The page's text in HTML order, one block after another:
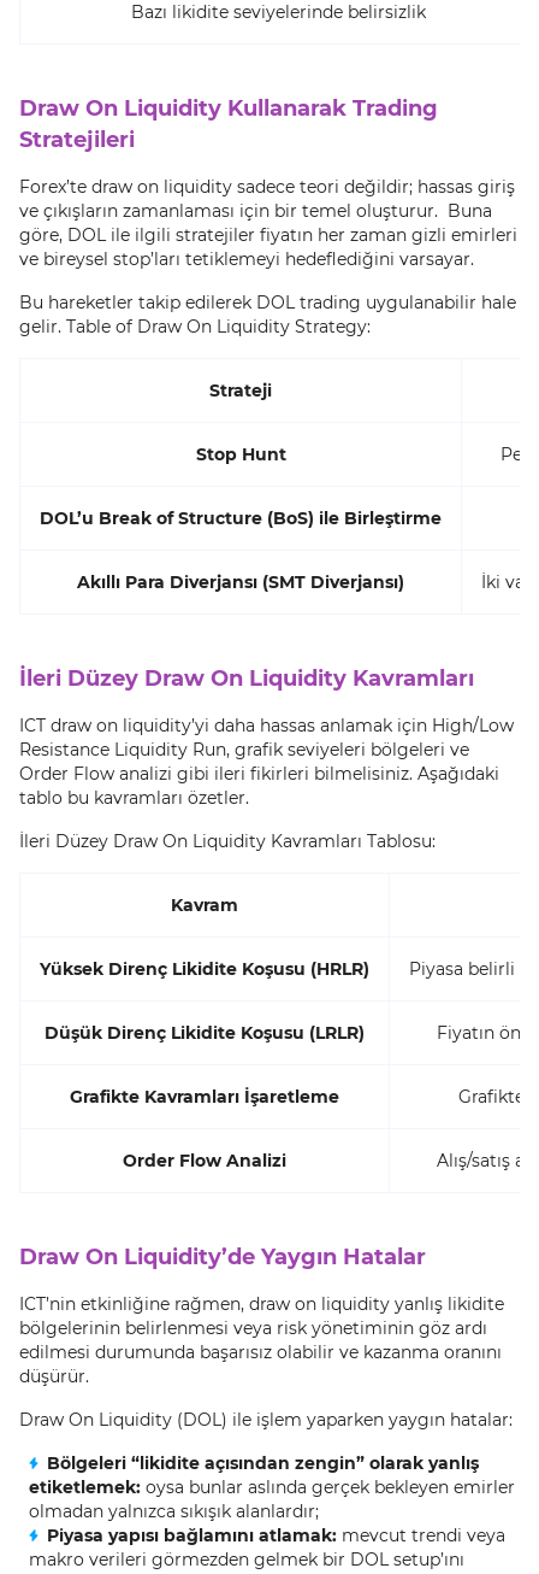
Bazı likidite seviyelerinde belirsizlik
Draw On Liquidity Kullanarak Trading
Stratejileri
Forex’te draw on liquidity sadece teori değildir; hassas giriş
ve çıkışların zamanlaması için bir temel oluşturur. Buna
göre, DOL ile ilgili stratejiler fiyatın her zaman gizli emirleri
ve bireysel stop’ları tetiklemeyi hedeflediğini varsayar.
Bu hareketler takip edilerek DOL trading uygulanabilir hale
gelir. Table of Draw On Liquidity Strategy:
Strateji
Stop Hunt
DOL’u Break of Structure (BoS) ile Birleştirme
Akıllı Para Diverjansı (SMT Diverjansı) İki
İleri Düzey Draw On Liquidity Kavramları
ICT draw on liquidity’yi daha hassas anlamak için High/Low
Resistance Liquidity Run, grafik seviyeleri bölgeleri ve
Order Flow analizi gibi ileri fikirleri bilmelisiniz. Aşağıdaki
tablo bu kavramları özetler.
İleri Düzey Draw On Liquidity Kavramları Tablosu:
Kavram
Yüksek Direnç Likidite Koşusu (HRLR) Piyasa belirli
Düşük Direnç Likidite Koşusu (LRLR) Fiyatın
Grafikte Kavramları İşaretleme Grafikte
Order Flow Analizi Alış/satış
Draw On Liquidity’de Yaygın Hatalar
ICT’nin etkinliğine rağmen, draw on liquidity yanlış likidite
bölgelerinin belirlenmesi veya risk yönetiminin göz ardı
edilmesi durumunda başarısız olabilir ve kazanma oranını
düşürür.
Draw On Liquidity (DOL) ile işlem yaparken yaygın hatalar:
Bölgeleri “likidite açısından zengin” olarak yanlış
etiketlemek: oysa bunlar aslında gerçek bekleyen emirler
olmadan yalnızca sıkışık alanlardır;
Piyasa yapısı bağlamını atlamak: mevcut trendi veya
makro verileri görmezden gelmek bir DOL setup’ını